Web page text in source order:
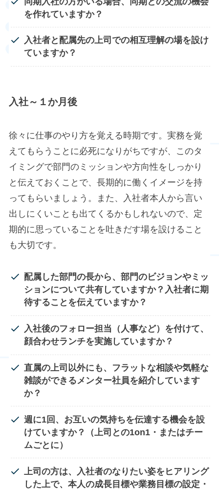
を作れていますか？
入社者と配属先の上司での相互理解の場を設け
ていますか？
入社～１か月後
徐々に仕事のやり方を覚える時期です。実務を覚
えてもらうことに必死になりがちですが、このタ
イミングで部門のミッションや方向性をしっかり
と伝えておくことで、長期的に働くイメージを持
ってもらいましょう。また、入社者本人から言い
出しにくいことも出てくるかもしれないので、定
期的に思っていることを吐きだす場を設けること
も大切です。​
配属した部門の長から、部門のビジョンやミッ
ションについて共有していますか？ 入社者に期
待することを伝えていますか？
入社後のフォロー担当（人事など）を付けて、
顔合わせランチを実施していますか？
直属の上司以外にも、フラットな相談や気軽な
雑談ができるメンター社員を紹介しています
か？
週に1回、お互いの気持ちを伝達する機会を設
けていますか？（上司との1on1・またはチー
ムごとに）
上司の方は、入社者のなりたい姿をヒアリング
した上で、本人の成長目標や業務目標の設定・